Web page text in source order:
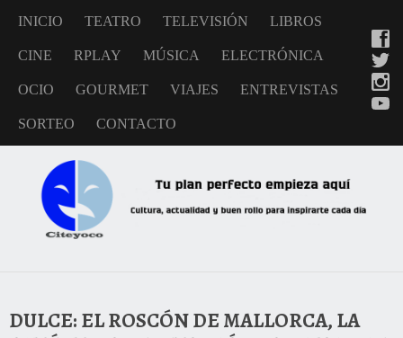
INICIO TEATRO TELEVISIÓN LIBROS
CINE RPLAY MÚSICA ELECTRÓNICA
OCIO GOURMET VIAJES ENTREVISTAS
SORTEO CONTACTO
DULCE: EL ROSCÓN DE MALLORCA, LA